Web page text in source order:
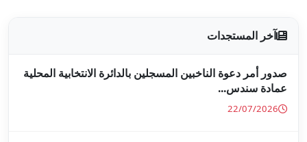
بالدائرة الانتخابية المحلية